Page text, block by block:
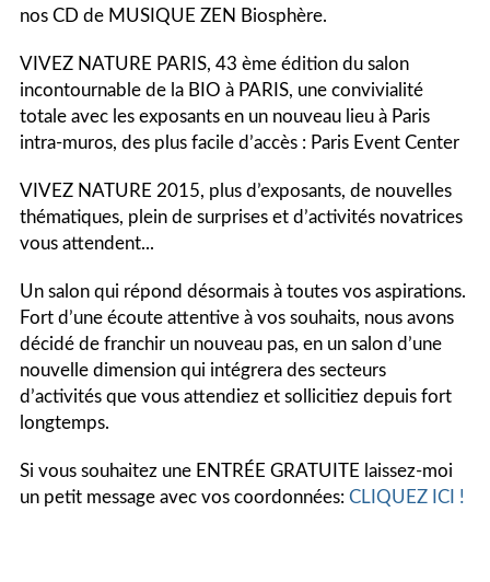
nos CD de MUSIQUE ZEN Biosphère.
VIVEZ NATURE PARIS, 43 ème édition du salon
incontournable de la BIO à PARIS, une convivialité
totale avec les exposants en un nouveau lieu à Paris
intra-muros, des plus facile d’accès : Paris Event Center
VIVEZ NATURE 2015, plus d’exposants, de nouvelles
thématiques, plein de surprises et d’activités novatrices
vous attendent...
Un salon qui répond désormais à toutes vos aspirations.
Fort d’une écoute attentive à vos souhaits, nous avons
décidé de franchir un nouveau pas, en un salon d’une
nouvelle dimension qui intégrera des secteurs
d’activités que vous attendiez et sollicitiez depuis fort
longtemps.
Si vous souhaitez une ENTRÉE GRATUITE laissez-moi
un petit message avec vos coordonnées: CLIQUEZ ICI !